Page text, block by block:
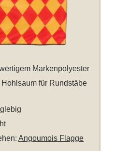
Markenpolyester
für Rundstäbe
Angoumois Flagge